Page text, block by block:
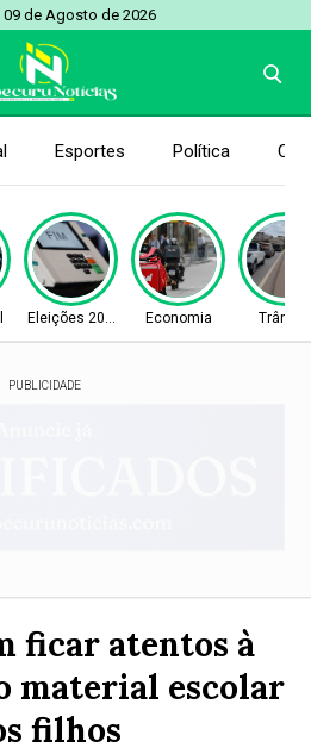
de Agosto de 2026
Esportes Política
Eleições 2026 Economia
PUBLICIDADE
ficar atentos à
material escolar
filhos